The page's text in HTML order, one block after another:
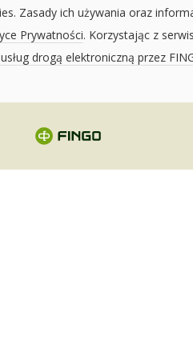
Zasady ich używania oraz
Prywatności. Korzystając z
drogą elektroniczną przez